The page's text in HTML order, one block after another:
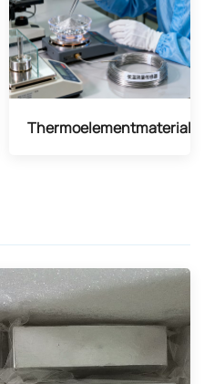
Thermoelementmaterial